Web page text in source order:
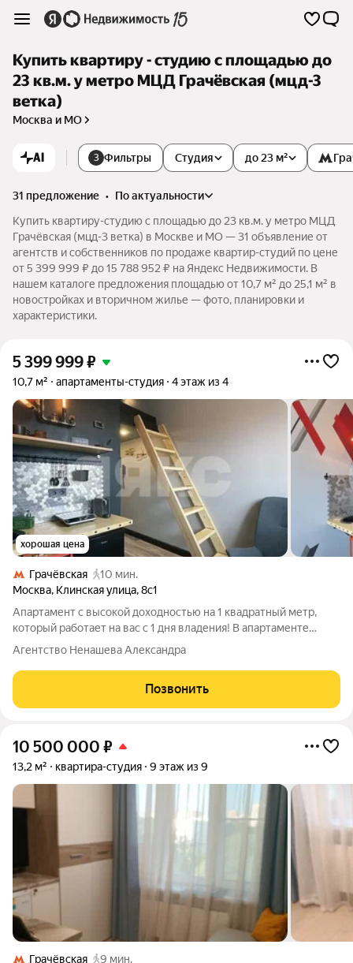
Купить квартиру - студию с площадью до
23 кв.м. у метро МЦД Грачёвская (мцд-3
ветка)
Москва и МО
AI 3 Фильтры Студия до 23 м²
31 предложение •
по актуальности
Купить квартиру-студию с площадью до 23 кв.м. у метро МЦД
Грачёвская (мцд-3 ветка) в Москве и МО — 31 объявление от
агентств и собственников по продаже квартир-студий по цене
от 5 399 999 ₽ до 15 788 952 ₽ на Яндекс Недвижимости. В
нашем каталоге предложения площадью от 10,7 м² до 25,1 м² в
новостройках и вторичном жилье — фото, планировки и
характеристики.
5 399 999₽
10,7 м² апартаменты-студия 4 этаж из 4
хорошая цена
Грачёвская
10 мин.
Москва, Клинская улица,8с1
Апартамент с высокой доходностью на 1 квадратный метр,
который работает на вас с 1 дня владения! В апартаменте
выполнен авторский ремонт с грамотным зонированием и
полностью укомплектован всем необходимым для жизни!
Арендой апартамента занимается
Агентство Ненашева Александра
Позвонить
10 500 000 ₽
13,2 м² квартира-студия 9 этаж из 9
Грачёвская
9 мин.